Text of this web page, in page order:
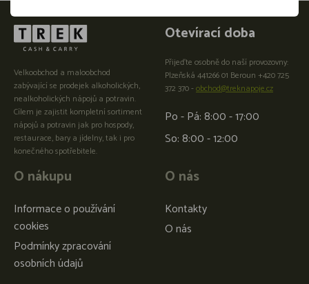
Velkoobchod a maloobchod
zabývající se prodejek alkoholických,
nealkoholických nápojů a potravin.
Cílem je zajistit kompletní sortiment
nápojů a potravin jak pro hospody,
restaurace, bary a jídelny, tak i pro
konečného spotřebitele.
O nákupu
Informace o používání
cookies
Podmínky zpracování
osobních údajů
O nás
Kontakty
O nás
Otevírací doba
Přijeďte osobně do naší provozovny:
Plzeňská 441266 01 Beroun +420 725
372 370 -obchod@treknapoje.cz
Po - Pá: 8:00 - 17:00
So: 8:00 - 12:00